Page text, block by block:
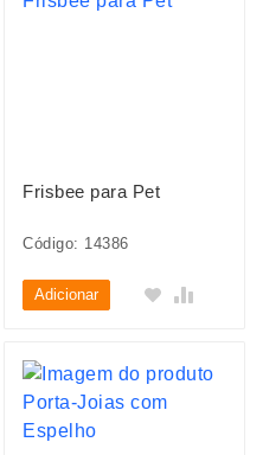
Frisbee para Pet
Código: 14386
Adicionar